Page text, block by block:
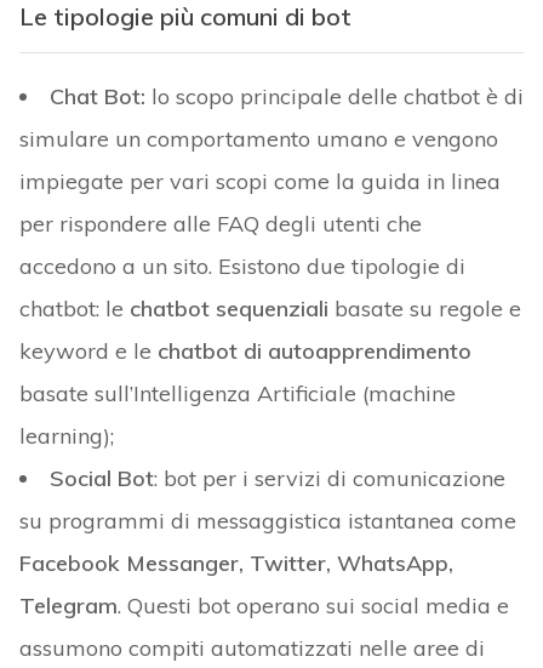
Le tipologie più comuni di bot
Chat Bot: lo scopo principale delle chatbot è di
simulare un comportamento umano e vengono
impiegate per vari scopi come la guida in linea
per rispondere alle FAQ degli utenti che
accedono a un sito. Esistono due tipologie di
chatbot: le chatbot sequenziali basate su regole e
keyword e le chatbot di autoapprendimento
basate sull’Intelligenza Artificiale (machine
learning);
Social Bot: bot per i servizi di comunicazione
su programmi di messaggistica istantanea come
Facebook Messanger, Twitter, WhatsApp,
Telegram. Questi bot operano sui social media e
assumono compiti automatizzati nelle aree di